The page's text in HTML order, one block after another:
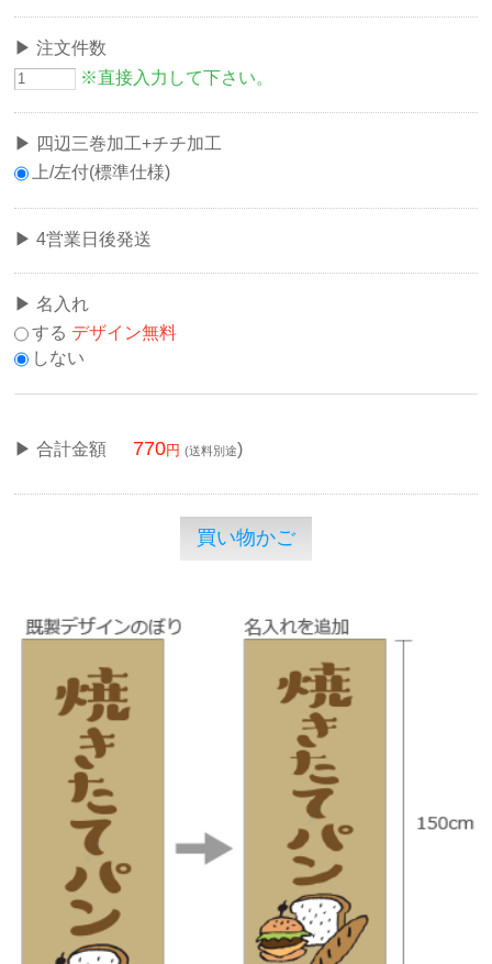
注文件数
※直接入力して下さい。
四辺三巻加工+チチ加工
上/左付(標準仕様)
4営業日後発送
名入れ
する デザイン無料
しない
合計金額 770 (送料別途)